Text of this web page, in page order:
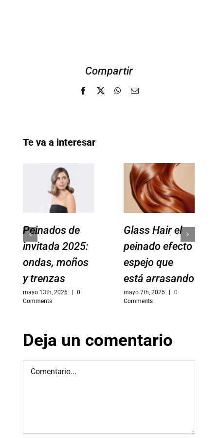
Compartir
Facebook
X WhatsApp
Email
Te va a interesar
Peinados de
invitada 2025:
ondas, moños
y trenzas
mayo 13th, 2025
0
Comments
Glass Hair el
peinado efecto
espejo que
está arrasando
mayo 7th, 2025
0
Comments
Deja un comentario
Comment